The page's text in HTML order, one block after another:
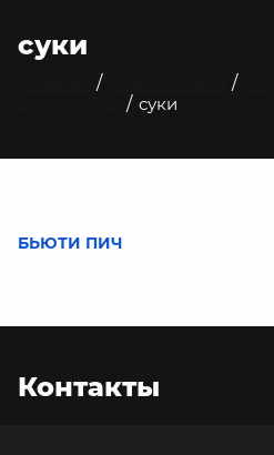
суки
/ /
/ суки
БЬЮТИ ПИЧ
Контакты